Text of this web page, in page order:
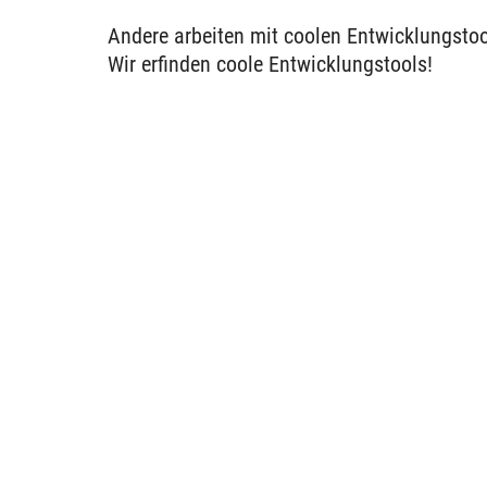
Andere arbeiten mit coolen
Wir erfinden coole Entwicklungstools!